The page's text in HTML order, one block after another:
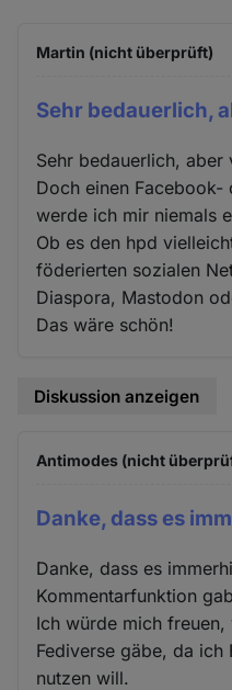
Martin (nicht überprüft)
Sehr bedauerlich,
Sehr bedauerlich, aber
Doch einen
werde ich mir niemals
Ob es den hpd
föderierten sozialen
Diaspora, Mastodon
Das wäre schön!
Diskussion anzeigen
Antimodes (nicht
Danke, dass es
Danke, dass es
Kommentarfunktion
Ich würde mich
Fediverse gäbe, da
nutzen will.